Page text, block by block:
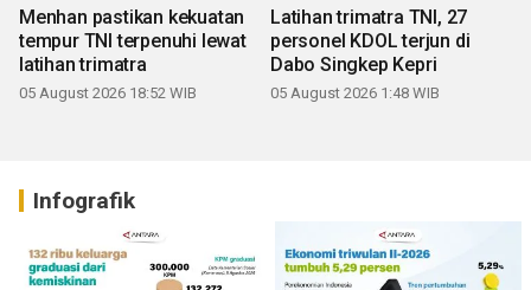
Menhan pastikan kekuatan
tempur TNI terpenuhi lewat
latihan trimatra
05 August 2026 18:52 WIB
Latihan trimatra TNI, 27
personel KDOL terjun di
Dabo Singkep Kepri
05 August 2026 1:48 WIB
Infografik